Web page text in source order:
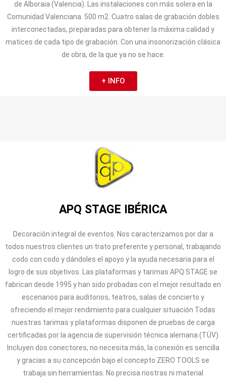
de Alboraia (Valencia). Las instalaciones con más solera en la
Comunidad Valenciana. 500 m2. Cuatro salas de grabación dobles
interconectadas, preparadas para obtener la máxima calidad y
matices de cada tipo de grabación. Con una insonorización clásica
de obra, de la que ya no se hace.
+ INFO
APQ STAGE IBÉRICA
Decoración integral de eventos. Nos caracterizamos por dar a
todos nuestros clientes un trato preferente y personal, trabajando
codo con codo y dándoles el apoyo y la ayuda necesaria para el
logro de sus objetivos. Las plataformas y tarimas APQ STAGE se
fabrican desde 1995 y han sido probadas con el mejor resultado en
escenarios para auditorios, teatros, salas de concierto y
ofreciendo el mejor rendimiento para cualquier situación Todas
nuestras tarimas y plataformas disponen de pruebas de carga
certificadas por la agencia de supervisión técnica alemana (TÜV)
Incluyen dos conectores, no necesita más, la conexión es sencilla
y gracias a su concepción bajo el concepto ZERO TOOLS se
trabaja sin herramientas. No precisa riostras ni material